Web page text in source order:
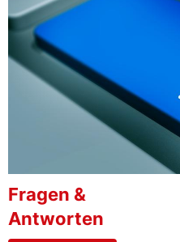
Fragen &
Antworten